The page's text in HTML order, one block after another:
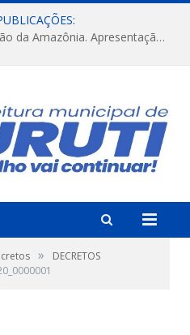
FESTRIBAL 2026 – No Coração da Amazônia. Apresentação da Munduruku.
»
DECRETOS